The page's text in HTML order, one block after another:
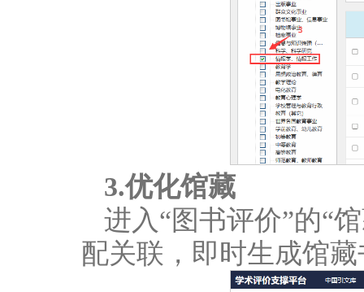
3.优化馆藏
进入“图书评价”的“
配关联，即时生成馆